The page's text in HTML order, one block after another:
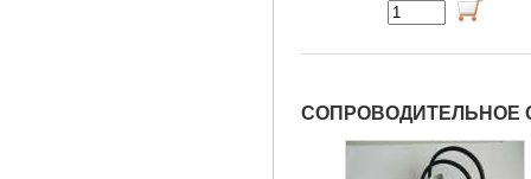
СОПРОВОДИТЕЛЬНОЕ